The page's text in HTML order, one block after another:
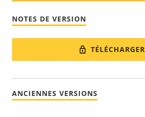
NOTES DE VERSION
TÉLÉCHARGER
ANCIENNES VERSIONS